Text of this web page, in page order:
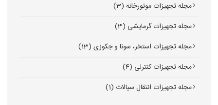
مجله تجهیزات موتورخانه (3)
مجله تجهیزات گرمایشی (3)
مجله تجهیزات استخر، سونا و جکوزی (13)
مجله تجهیزات کنترلی (4)
مجله تجهیزات انتقال سیالات (1)